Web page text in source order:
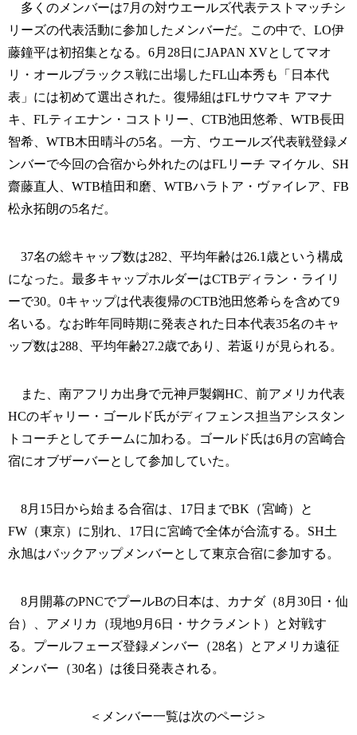
多くのメンバーは7月の対ウエールズ代表テストマッチシ
リーズの代表活動に参加したメンバーだ。この中で、LO伊
藤鐘平は初招集となる。6月28日にJAPAN XVとしてマオ
リ・オールブラックス戦に出場したFL山本秀も「日本代
表」には初めて選出された。復帰組はFLサウマキ アマナ
キ、FLティエナン・コストリー、CTB池田悠希、WTB長田
智希、WTB木田晴斗の5名。一方、ウエールズ代表戦登録メ
ンバーで今回の合宿から外れたのはFLリーチ マイケル、SH
齋藤直人、WTB植田和磨、WTBハラトア・ヴァイレア、FB
松永拓朗の5名だ。
37名の総キャップ数は282、平均年齢は26.1歳という構成
になった。最多キャップホルダーはCTBディラン・ライリ
ーで30。0キャップは代表復帰のCTB池田悠希らを含めて9
名いる。なお昨年同時期に発表された日本代表35名のキャ
ップ数は288、平均年齢27.2歳であり、若返りが見られる。
また、南アフリカ出身で元神戸製鋼HC、前アメリカ代表
HCのギャリー・ゴールド氏がディフェンス担当アシスタン
トコーチとしてチームに加わる。ゴールド氏は6月の宮崎合
宿にオブザーバーとして参加していた。
8月15日から始まる合宿は、17日までBK（宮崎）と
FW（東京）に別れ、17日に宮崎で全体が合流する。SH土
永旭はバックアップメンバーとして東京合宿に参加する。
8月開幕のPNCでプールBの日本は、カナダ（8月30日・仙
台）、アメリカ（現地9月6日・サクラメント）と対戦す
る。プールフェーズ登録メンバー（28名）とアメリカ遠征
メンバー（30名）は後日発表される。
＜メンバー一覧は次のページ＞